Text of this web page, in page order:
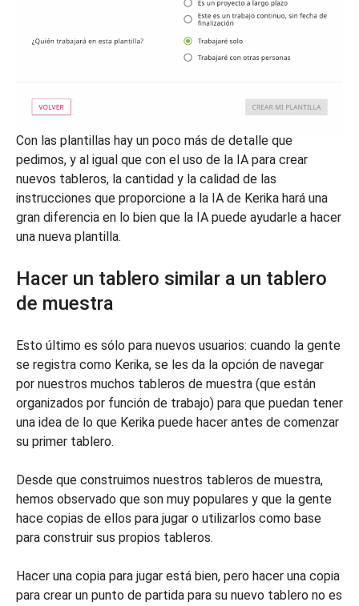
Con las plantillas hay un poco más de detalle que
pedimos, y al igual que con el uso de la IA para crear
nuevos tableros, la cantidad y la calidad de las
instrucciones que proporcione a la IA de Kerika hará una
gran diferencia en lo bien que la IA puede ayudarle a hacer
una nueva plantilla.
Hacer un tablero similar a un tablero
de muestra
Esto último es sólo para nuevos usuarios: cuando la gente
se registra como Kerika, se les da la opción de navegar
por nuestros muchos tableros de muestra (que están
organizados por función de trabajo) para que puedan tener
una idea de lo que Kerika puede hacer antes de comenzar
su primer tablero.
Desde que construimos nuestros tableros de muestra,
hemos observado que son muy populares y que la gente
hace copias de ellos para jugar o utilizarlos como base
para construir sus propios tableros.
Hacer una copia para jugar está bien, pero hacer una copia
para crear un punto de partida para su nuevo tablero no es